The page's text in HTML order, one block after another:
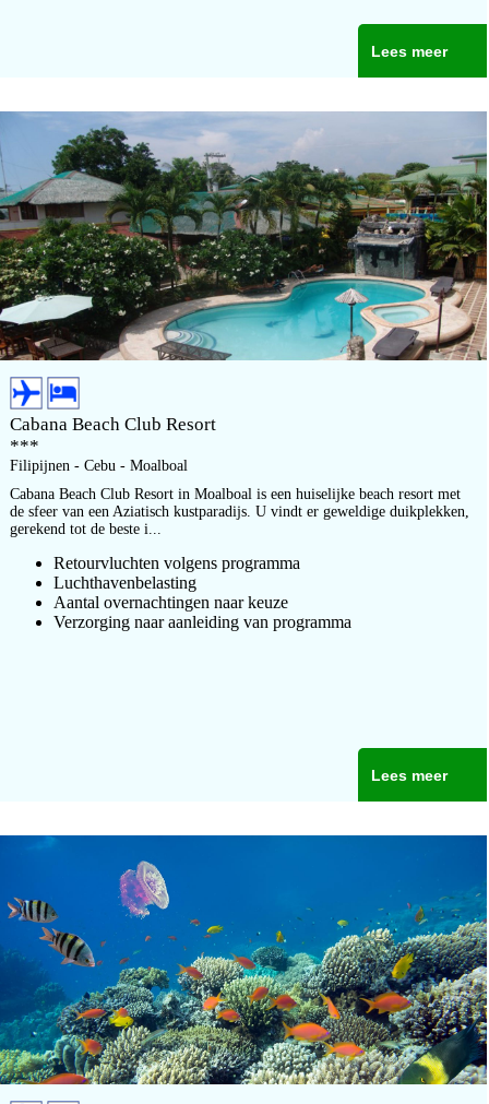
Lees meer
Cabana Beach Club Resort
***
Filipijnen - Cebu - Moalboal
Cabana Beach Club Resort in Moalboal is een huiselijke beach resort met
de sfeer van een Aziatisch kustparadijs. U vindt er geweldige duikplekken,
gerekend tot de beste i...
Retourvluchten volgens programma
Luchthavenbelasting
Aantal overnachtingen naar keuze
Verzorging naar aanleiding van programma
Lees meer